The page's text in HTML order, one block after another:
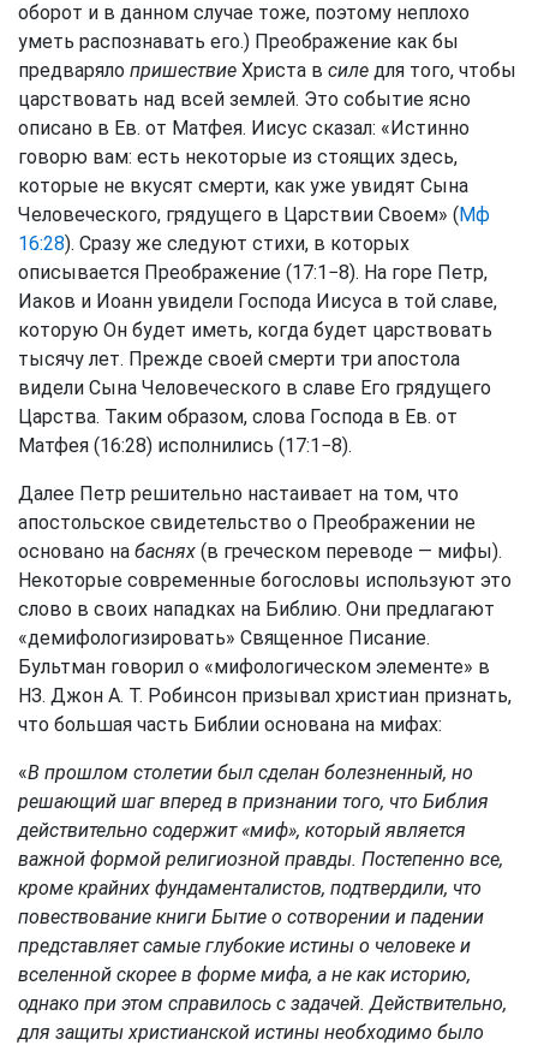
оборот и в данном случае тоже, поэтому неплохо
уметь распознавать его.) Преображение как бы
предваряло пришествие Христа в силе для того, чтобы
царствовать над всей землей. Это событие ясно
описано в Ев. от Матфея. Иисус сказал: «Истинно
говорю вам: есть некоторые из стоящих здесь,
которые не вкусят смерти, как уже увидят Сына
Человеческого, грядущего в Царствии Своем» (Мф
16:28). Сразу же следуют стихи, в которых
описывается Преображение (17:1−8). На горе Петр,
Иаков и Иоанн увидели Господа Иисуса в той славе,
которую Он будет иметь, когда будет царствовать
тысячу лет. Прежде своей смерти три апостола
видели Сына Человеческого в славе Его грядущего
Царства. Таким образом, слова Господа в Ев. от
Матфея (16:28) исполнились (17:1−8).
Далее Петр решительно настаивает на том, что
апостольское свидетельство о Преображении не
основано на баснях (в греческом переводе — мифы).
Некоторые современные богословы используют это
слово в своих нападках на Библию. Они предлагают
«демифологизировать» Священное Писание.
Бультман говорил о «мифологическом элементе» в
НЗ. Джон А. T. Робинсон призывал христиан признать,
что большая часть Библии основана на мифах:
«В прошлом столетии был сделан болезненный, но
решающий шаг вперед в признании того, что Библия
действительно содержит «миф», который является
важной формой религиозной правды. Постепенно все,
кроме крайних фундаменталистов, подтвердили, что
повествование книги Бытие о сотворении и падении
представляет самые глубокие истины о человеке и
вселенной скорее в форме мифа, а не как историю,
однако при этом справилось с задачей. Действительно,
для защиты христианской истины необходимо было